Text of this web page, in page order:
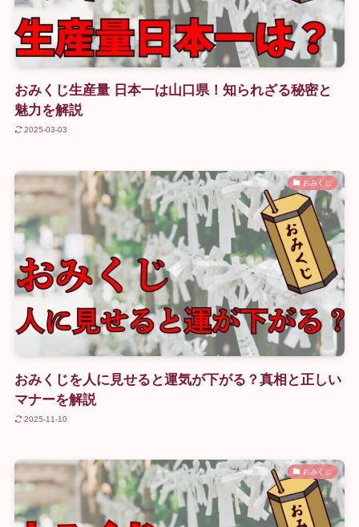
おみくじ生産量 日本一は山口県！知られざる秘密と
魅力を解説
2025-03-03
おみくじ
おみくじを人に見せると運気が下がる？真相と正しい
マナーを解説
2025-11-10
おみくじ